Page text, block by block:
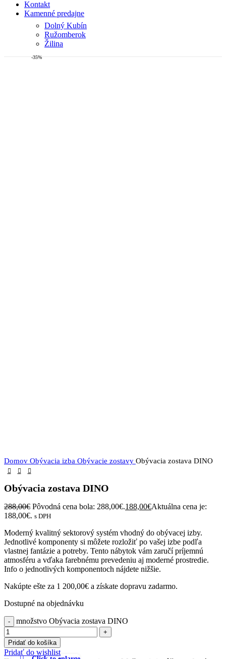
Kontakt
Kamenné predajne
Dolný Kubín
Ružomberok
Žilina
-35%
Domov Obývacia izba Obývacie zostavy Obývacia zostava DINO
Obývacia zostava DINO
288,00€ Pôvodná cena bola: 288,00€.188,00€Aktuálna cena je:
188,00€. s DPH
Moderný kvalitný sektorový systém vhodný do obývacej izby.
Jednotlivé komponenty si môžete rozložiť po vašej izbe podľa
vlastnej fantázie a potreby. Tento nábytok vám zaručí príjemnú
atmosféru a vďaka farebnému prevedeniu aj moderné prostredie.
Info o jednotlivých komponentoch nájdete nižšie.
Nakúpte ešte za 1 200,00€ a získate dopravu zadarmo.
Dostupné na objednávku
množstvo Obývacia zostava DINO
Pridať do košíka
Pridať do wishlist